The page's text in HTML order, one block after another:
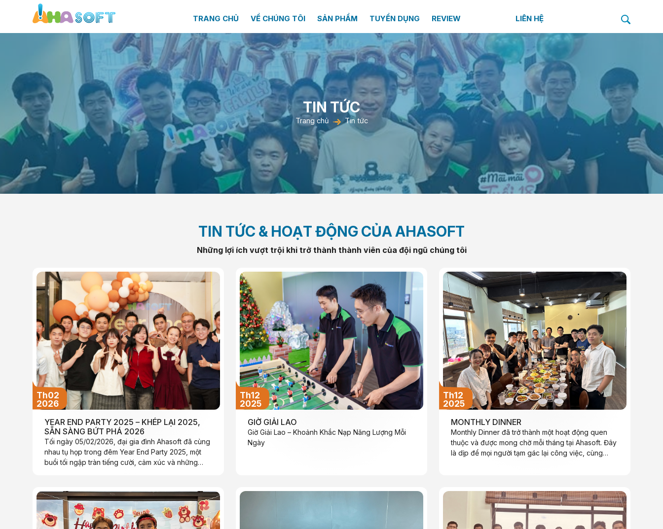
TRANG CHỦ VỀ CHÚNG TÔI SẢN PHẨM TUYỂN DỤNG REVIEW LIÊN HỆ
TIN TỨC
Trang chủ Tin tức
TIN TỨC & HOẠT ĐỘNG CỦA AHASOFT
Những lợi ích vượt trội khi trở thành thành viên của đội ngũ chúng tôi
Th02
2026
YEAR END PARTY 2025 – KHÉP LẠI 2025,
SẴN SÀNG BỨT PHÁ 2026
Tối ngày 05/02/2026, đại gia đình Ahasoft đã cùng
nhau tụ họp trong đêm Year End Party 2025, một
buổi tối ngập tràn tiếng cười, cảm xúc và những
Th12
2025
GIỜ GIẢI LAO
Giờ Giải Lao – Khoảnh Khắc Nạp Năng Lượng Mỗi
Ngày
Th12
2025
MONTHLY DINNER
Monthly Dinner đã trở thành một hoạt động quen
thuộc và được mong chờ mỗi tháng tại Ahasoft. Đây
là dịp để mọi người tạm gác lại công việc, cùng